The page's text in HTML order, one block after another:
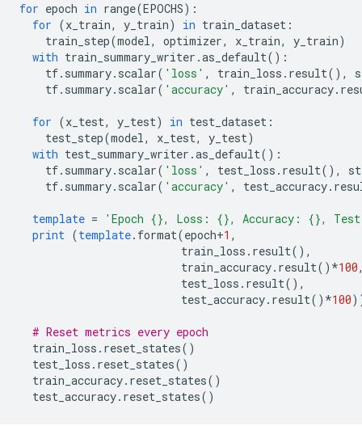
for epoch in range(EPOCHS):
for (x_train, y_train) in train_dataset :
train_step(model, optimizer, x_train, y_train)
with train_summary_writer .as_default():
tf. summary. scalar( 'loss' , train_loss . result(),
tf. summary. scalar( 'accuracy' , train_accuracy.
for (x_test, y_test) in test_dataset :
test_step(model, x_test, y_test)
with test_summary_writer .as_default():
tf. summary. scalar( 'loss' , test_loss . result(),
tf. summary. scalar( 'accuracy' , test_accuracy.
template =
'Epoch {}, Loss: {}, Accuracy: {},
print (template. format(epoch+1 ,
train_loss . result(),
train_accuracy. result()*100
test_loss . result(),
test_accuracy. result()*100
# Reset metrics every epoch
train_loss . reset_states()
test_loss . reset_states()
train_accuracy. reset_states()
test_accuracy. reset_states()